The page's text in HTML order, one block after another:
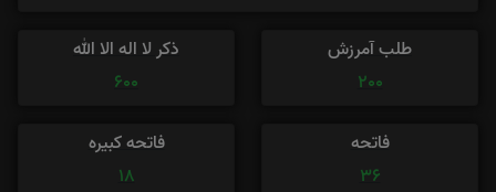
طلب آمرزش
200
ذکر لا اله الا الله
600
فاتحه
36
فاتحه کبیره
18